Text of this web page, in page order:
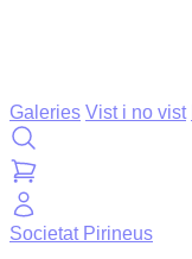
Galeries Vist i no vist
Societat Pirineus